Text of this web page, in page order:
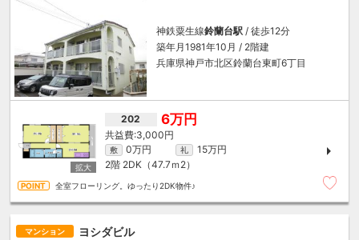
神鉄粟生線鈴蘭台駅 / 徒歩12分
築年月1981年10月 / 2階建
兵庫県神戸市北区鈴蘭台東町6丁目
202 6万円
3,000円
敷 0万円 礼
15万円
2階 2DK（47.7ｍ 2）
全室フローリング。ゆったり2DK物件♪
マンション ヨシダビル